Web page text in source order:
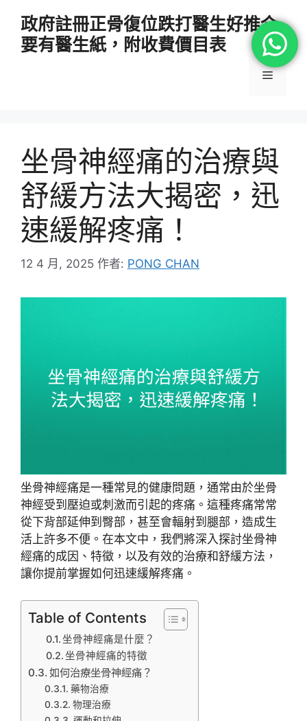
政府註冊正骨復位跌打醫生好推介
要有醫生紙，附收費價目表
選
坐骨神經痛的治療與
舒緩方法大揭密，迅
速緩解疼痛！
12 4 月, 2025 作者: PONG CHAN
坐骨神經痛是一種常見的健康問題，通常由於坐骨
神經受到壓迫或刺激而引起的疼痛。這種疼痛常常
從下背部延伸到臀部，甚至會輻射到腿部，造成生
活上許多不便。在本文中，我們將深入探討坐骨神
經痛的成因、特徵，以及有效的治療和舒緩方法，
讓你提前掌握如何迅速緩解疼痛。
Table of Contents
坐骨神經痛是什麼？
坐骨神經痛的特徵
如何治療坐骨神經痛？
藥物治療
物理治療